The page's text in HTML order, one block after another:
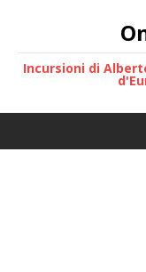
Incursioni di